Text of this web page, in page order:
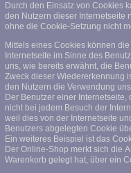
Durch den Einsatz von Cookies
den Nutzern dieser Internetseite
ohne die Cookie-Setzung nicht
Mittels eines Cookies können
Internetseite im Sinne des
uns, wie bereits erwähnt, die
Zweck dieser Wiedererkennung
den Nutzern die Verwendung
Der Benutzer einer
nicht bei jedem Besuch der
weil dies von der Internetseite
Benutzers abgelegten Cookie
Ein weiteres Beispiel ist das
Der Online-Shop merkt sich die
Warenkorb gelegt hat, über ein